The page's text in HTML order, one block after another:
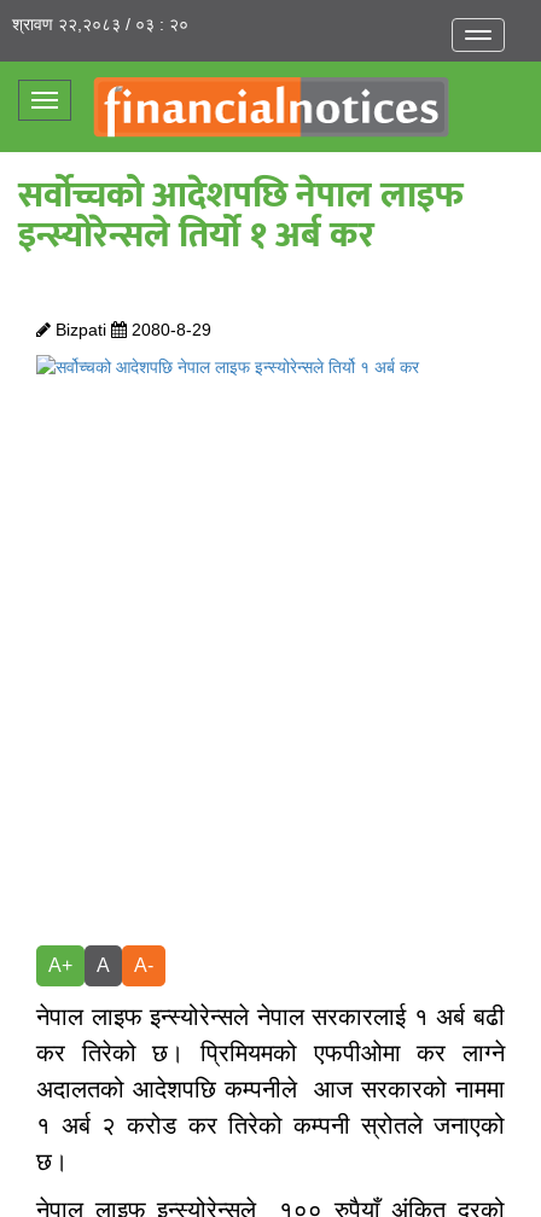
Toggle
श्रावण २२,२०८३ / ०३ : २०
Toggle
सर्वोच्चको आदेशपछि नेपाल लाइफ
इन्स्योरेन्सले तिर्यो १ अर्ब कर
Bizpati 2080-8-29
A+ A A-
नेपाल लाइफ इन्स्योरेन्सले नेपाल सरकारलाई १ अर्ब बढी
कर तिरेको छ। प्रिमियमको एफपीओमा कर लाग्ने
अदालतको आदेशपछि कम्पनीले आज सरकारको नाममा
१ अर्ब २ करोड कर तिरेको कम्पनी स्रोतले जनाएको
छ।
नेपाल लाइफ इन्स्योरेन्सले १०० रुपैयाँ अंकित दरको